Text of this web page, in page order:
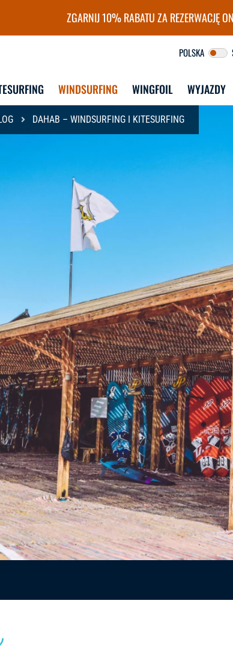
ZGARNIJ 10% RABATU ZA REZERWACJĘ
POLSKA
WINDSURFING
MŁODZIEŻY
KURSY INDYWIDUALNE
LEKCJE INDYWIDUALNE
DLA STUDENTÓW
WINGFOIL + PUMPFOIL
KURSY INDYWIDUALNE
LEKCJE INDYWIDUALNE
KURS INSTRUKTORSKI
WINGFOIL WYJAZDY
DAHAB – WINDSURFING I KITESURFING